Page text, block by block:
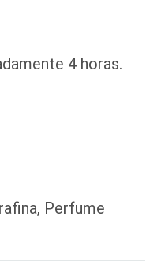
4 horas.
Perfume